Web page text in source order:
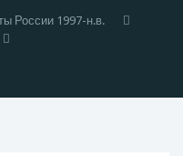
России 1997-н.в.